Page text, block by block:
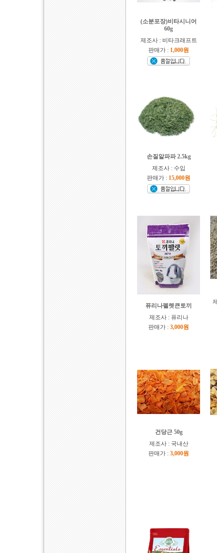
(소분포장)비타시니어
60g
제조사 : 비타크래프트
판매가 : 1,000원
손질알파파 2.5kg
제조사 : 수입
판매가 : 15,000원
퓨리나펠렛큰토끼
제조사 : 퓨리나
판매가 : 3,000원
건당근 50g
제조사 : 국내산
판매가 : 3,000원